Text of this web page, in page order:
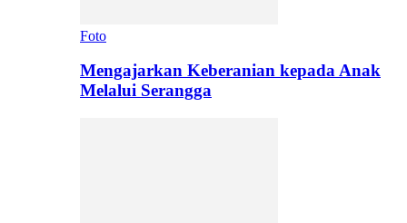
Foto
Mengajarkan Keberanian kepada Anak
Melalui Serangga